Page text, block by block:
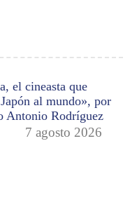
el cineasta que
al mundo», por
Antonio Rodríguez
7 agosto 2026